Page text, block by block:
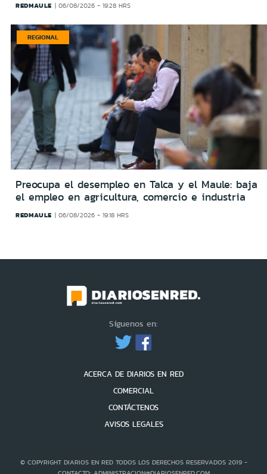
REDMAULE 06/08/2026 - 19:28 HRS
REGIONAL
Preocupa el desempleo en Talca y el Maule: baja
el empleo en agricultura, comercio e industria
REDMAULE 06/08/2026 - 19:18 HRS
Síguenos en:
ACERCA DE DIARIOS EN RED
COMERCIAL
CONTÁCTENOS
AVISOS LEGALES
© COPYRIGHT DIARIOS EN RED TODOS LOS DERECHOS RESERVADOS 2019 -